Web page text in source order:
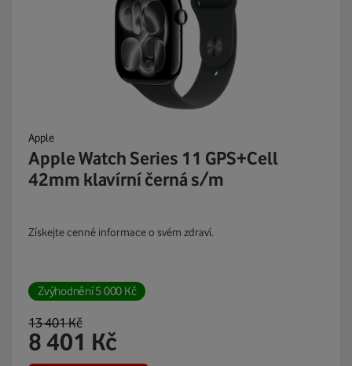
Apple
Apple Watch Series 11 GPS+Cell
42mm klavírní černá s/m
Získejte cenné informace o svém zdraví.
Zvýhodnění5 000 Kč
13 401Kč
8 401 Kč